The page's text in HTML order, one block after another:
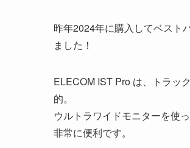
昨年2024年に購入してベスト
ました！
ELECOM IST Pro は、トラッ
的。
ウルトラワイドモニターを使
非常に便利です。